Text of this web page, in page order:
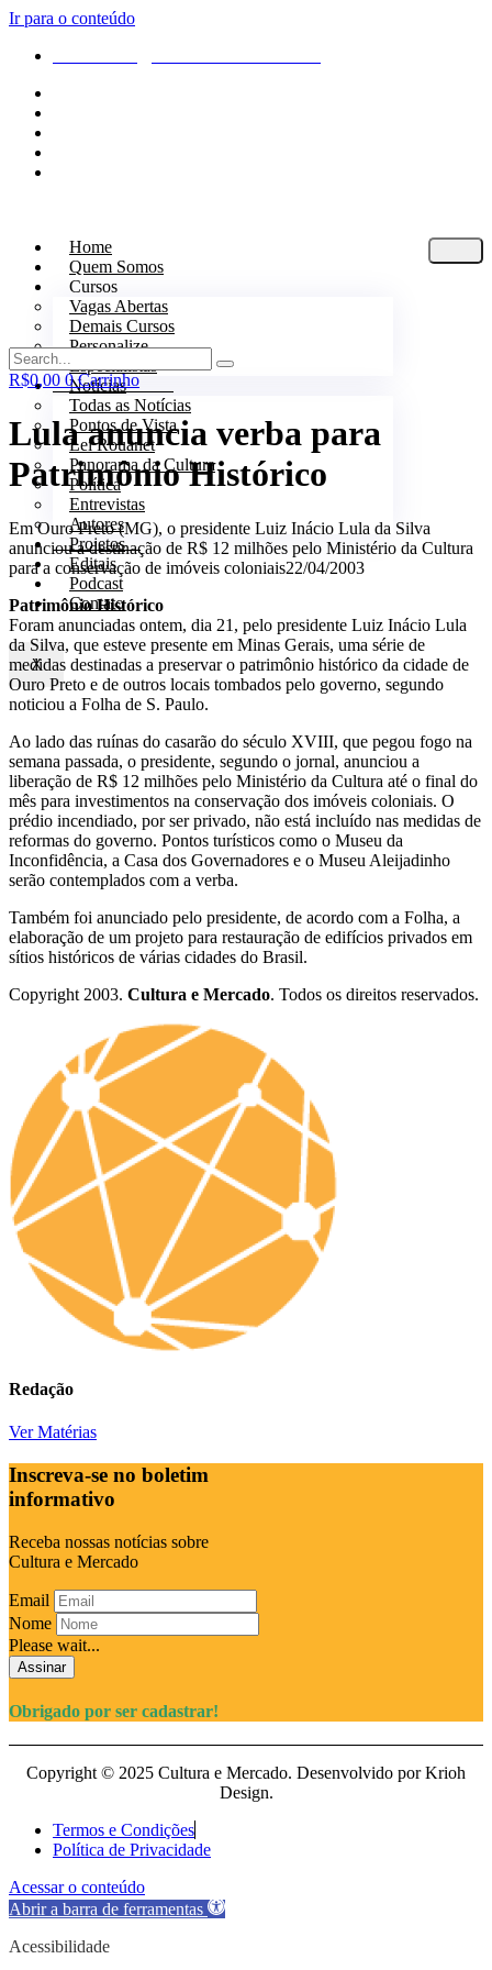
Ir para o conteúdo
Home
Quem Somos
Cursos
Vagas Abertas
Demais Cursos
Personalize
Especialistas
Notícias
Todas as Notícias
Pontos de Vista
Lei Rouanet
Panorama da Cultura
Política
Entrevistas
Autores
Projetos
Editais
Podcast
Contato
X
R$0,00 0 Carrinho
Lula anuncia verba para
Patrimônio Histórico
Em Ouro Preto (MG), o presidente Luiz Inácio Lula da Silva
anunciou a destinação de R$ 12 milhões pelo Ministério da Cultura
para a conservação de imóveis coloniais22/04/2003
Patrimônio Histórico
Foram anunciadas ontem, dia 21, pelo presidente Luiz Inácio Lula
da Silva, que esteve presente em Minas Gerais, uma série de
medidas destinadas a preservar o patrimônio histórico da cidade de
Ouro Preto e de outros locais tombados pelo governo, segundo
noticiou a Folha de S. Paulo.
Ao lado das ruínas do casarão do século XVIII, que pegou fogo na
semana passada, o presidente, segundo o jornal, anunciou a
liberação de R$ 12 milhões pelo Ministério da Cultura até o final do
mês para investimentos na conservação dos imóveis coloniais. O
prédio incendiado, por ser privado, não está incluído nas medidas de
reformas do governo. Pontos turísticos como o Museu da
Inconfidência, a Casa dos Governadores e o Museu Aleijadinho
serão contemplados com a verba.
Também foi anunciado pelo presidente, de acordo com a Folha, a
elaboração de um projeto para restauração de edifícios privados em
sítios históricos de várias cidades do Brasil.
Copyright 2003. Cultura e Mercado. Todos os direitos reservados.
Redação
Ver Matérias
Inscreva-se no boletim
informativo
Receba nossas notícias sobre
Cultura e Mercado
Email
Nome
Please wait...
Assinar
Obrigado por ser cadastrar!
Copyright © 2025 Cultura e Mercado. Desenvolvido por Krioh
Design.
Termos e Condições
Política de Privacidade
Acessar o conteúdo
Abrir a barra de ferramentas
Acessibilidade